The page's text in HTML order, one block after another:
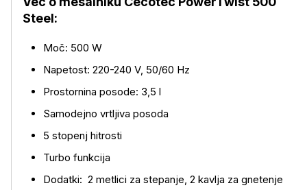
Steel:
Moč: 500 W
Napetost: 220-240 V, 50/60 Hz
Prostornina posode: 3,5 l
Samodejno vrtljiva posoda
5 stopenj hitrosti
Turbo funkcija
Dodatki: 2 metlici za stepanje, 2 kavlja za gnetenje